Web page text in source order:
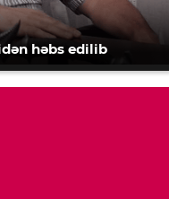
həbs edilib